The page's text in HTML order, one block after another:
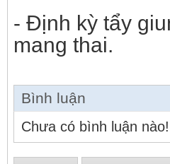
- Định kỳ tẩy
mang thai.
Bình luận
Chưa có bình luận nào!